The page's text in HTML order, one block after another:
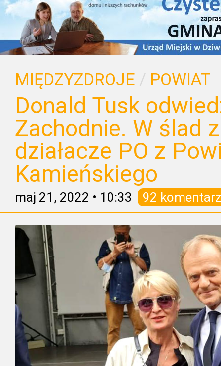
MIĘDZYZDROJE / POWIAT
Donald Tusk
Zachodnie. W ślad
działacze PO z
Kamieńskiego
maj 21, 2022 • 10:33 92